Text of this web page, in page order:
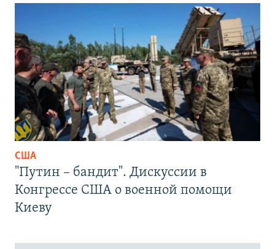
США
"Путин – бандит". Дискуссии в
Конгрессе США о военной помощи
Киеву